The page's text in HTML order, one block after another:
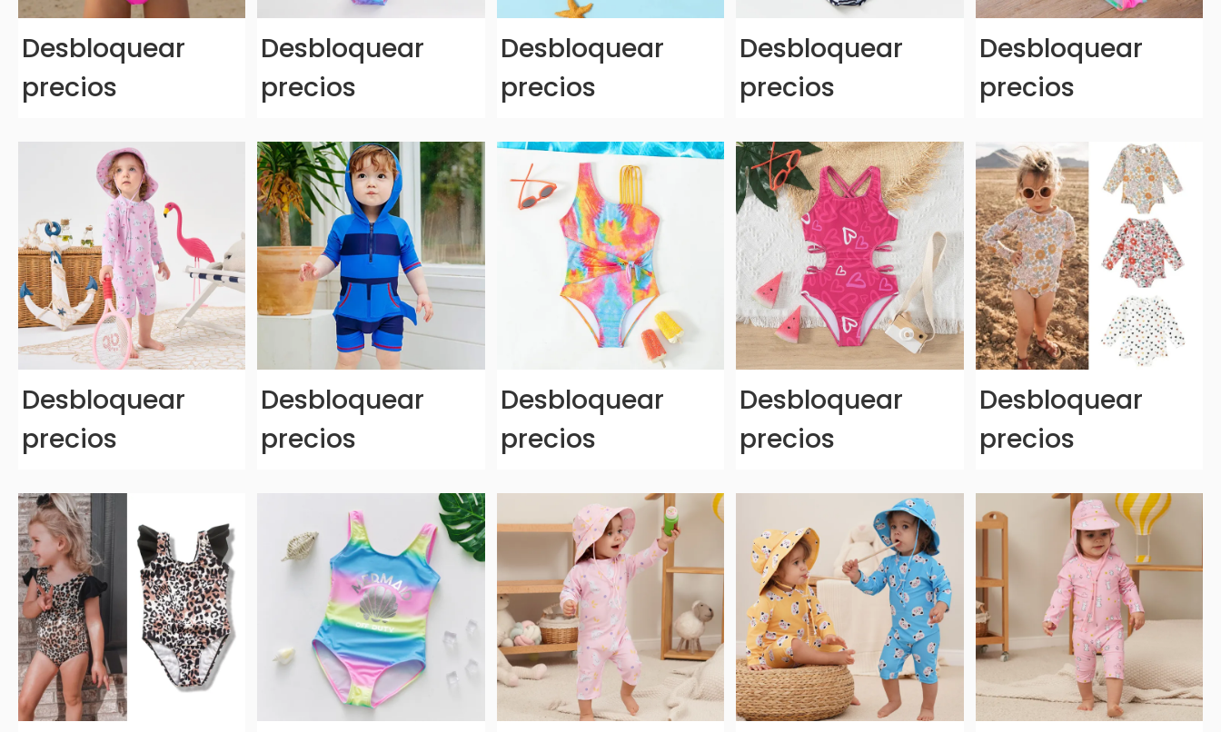
Desbloquear
precios
Desbloquear
precios
Desbloquear
precios
Desbloquear
precios
Desbloquear
precios
Desbloquear
precios
Desbloquear
precios
Desbloquear
precios
Desbloquear
precios
Desbloquear
precios